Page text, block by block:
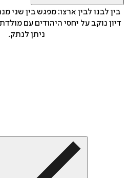
בין לבנו לבין ארצו: מפגש בין שני
דיון נוקב על יחסי היהודים עם
ניתן לנתק.